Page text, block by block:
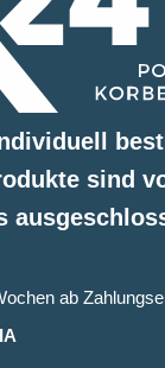
sind
ab